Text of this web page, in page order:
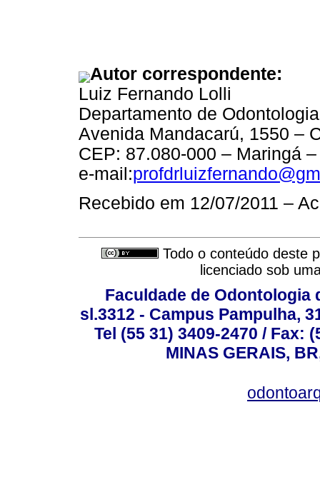
Autor correspondente:
Luiz Fernando Lolli
Departamento de
Avenida Mandacarú, 1550 –
CEP: 87.080-000 – Maringá
e-mail:
Recebido em 12/07/2011 –
Todo o conteúdo deste
licenciado sob
Faculdade de Odontologia
sl.3312 - Campus Pampulha,
Tel (55 31) 3409-2470 / Fax:
MINAS GERAIS,